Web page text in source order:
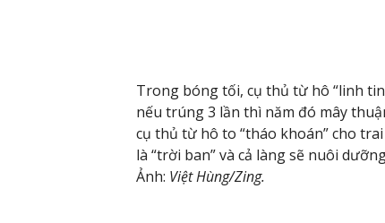
Trong bóng tối, cụ thủ từ hô “linh
nếu trúng 3 lần thì năm đó mây
cụ thủ từ hô to “tháo khoán” cho
là “trời ban” và cả làng sẽ nuôi
Ảnh: Việt Hùng/Zing.